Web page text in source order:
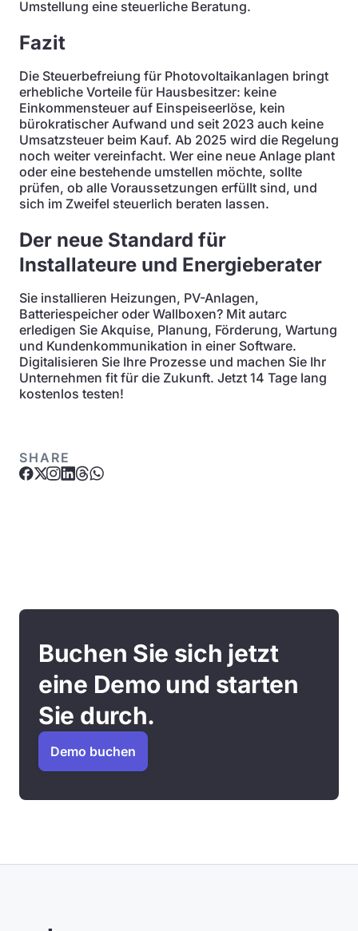
Umstellung eine steuerliche Beratung.
Fazit
Die Steuerbefreiung für Photovoltaikanlagen bringt
erhebliche Vorteile für Hausbesitzer: keine
Einkommensteuer auf Einspeiseerlöse, kein
bürokratischer Aufwand und seit 2023 auch keine
Umsatzsteuer beim Kauf. Ab 2025 wird die Regelung
noch weiter vereinfacht. Wer eine neue Anlage plant
oder eine bestehende umstellen möchte, sollte
prüfen, ob alle Voraussetzungen erfüllt sind, und
sich im Zweifel steuerlich beraten lassen.
Der neue Standard für
Installateure und Energieberater
Sie installieren Heizungen, PV-Anlagen,
Batteriespeicher oder Wallboxen? Mit autarc
erledigen Sie Akquise, Planung, Förderung, Wartung
und Kundenkommunikation in einer Software.
Digitalisieren Sie Ihre Prozesse und machen Sie Ihr
Unternehmen fit für die Zukunft. Jetzt 14 Tage lang
kostenlos testen!
SHARE
Buchen Sie sich jetzt
eine Demo und starten
Sie durch.
Demo buchen